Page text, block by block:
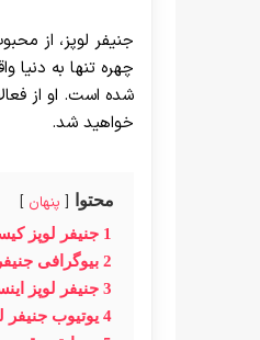
جنیفر لوپز، از
چهره تنها به
شده است. او از
خواهید شد.
محتوا پنهان
1 جنیفر لوپز
2 بیوگرافی
3 جنیفر لوپز
4 یوتیوب جنیفر